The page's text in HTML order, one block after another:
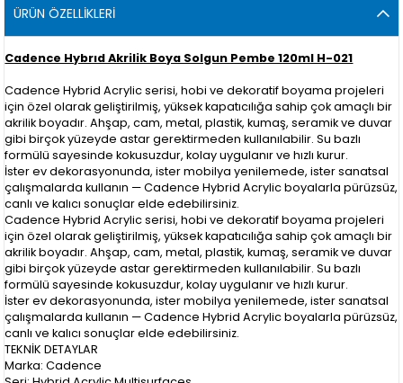
ÜRÜN ÖZELLIKLERI
Cadence Hybrıd Akrilik Boya Solgun Pembe 120ml H-021
Cadence Hybrid Acrylic serisi, hobi ve dekoratif boyama projeleri
için özel olarak geliştirilmiş, yüksek kapatıcılığa sahip çok amaçlı bir
akrilik boyadır. Ahşap, cam, metal, plastik, kumaş, seramik ve duvar
gibi birçok yüzeyde astar gerektirmeden kullanılabilir. Su bazlı
formülü sayesinde kokusuzdur, kolay uygulanır ve hızlı kurur.
İster ev dekorasyonunda, ister mobilya yenilemede, ister sanatsal
çalışmalarda kullanın — Cadence Hybrid Acrylic boyalarla pürüzsüz,
canlı ve kalıcı sonuçlar elde edebilirsiniz.
Cadence Hybrid Acrylic serisi, hobi ve dekoratif boyama projeleri
için özel olarak geliştirilmiş, yüksek kapatıcılığa sahip çok amaçlı bir
akrilik boyadır. Ahşap, cam, metal, plastik, kumaş, seramik ve duvar
gibi birçok yüzeyde astar gerektirmeden kullanılabilir. Su bazlı
formülü sayesinde kokusuzdur, kolay uygulanır ve hızlı kurur.
İster ev dekorasyonunda, ister mobilya yenilemede, ister sanatsal
çalışmalarda kullanın — Cadence Hybrid Acrylic boyalarla pürüzsüz,
canlı ve kalıcı sonuçlar elde edebilirsiniz.
TEKNİK DETAYLAR
Marka: Cadence